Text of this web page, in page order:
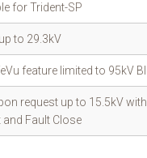
for Trident-SP
to 29.3kV
feature limited to 95kV
request up to 15.5kV
Fault Close